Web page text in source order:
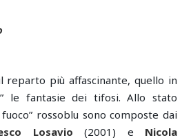
reparto più affascinante, quello in
le fantasie dei tifosi. Allo stato
rossoblu sono composte dai
Losavio (2001) e Nicola